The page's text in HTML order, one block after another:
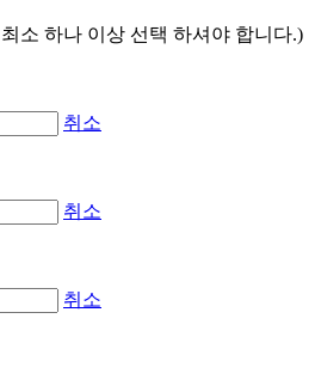
소 하나 이상 선택 하셔야 합니다.)
취소
취소
취소